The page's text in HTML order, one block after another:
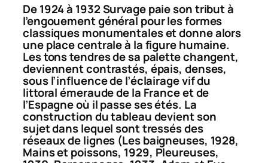
De 1924 à 1932 Survage paie son tribut à
l’engouement général pour les formes
classiques monumentales et donne alors
une place centrale à la figure humaine.
Les tons tendres de sa palette changent,
deviennent contrastés, épais, denses,
sous l’influence de l’éclairage vif du
littoral émeraude de la France et de
l’Espagne où il passe ses étés. La
construction du tableau devient son
sujet dans lequel sont tressés des
réseaux de lignes (Les baigneuses, 1928,
Mains et poissons, 1929, Pleureuses,